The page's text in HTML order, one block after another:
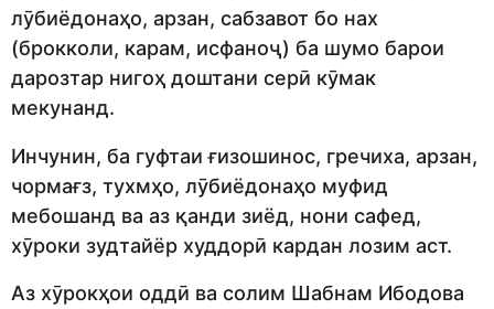
лӯбиёдонаҳо, арзан, сабзавот бо нах
(брокколи, карам, исфаноҷ) ба шумо барои
дарозтар нигоҳ доштани серӣ кӯмак
мекунанд.
Инчунин, ба гуфтаи ғизошинос, гречиха, арзан,
чормағз, тухмҳо, лӯбиёдонаҳо муфид
мебошанд ва аз қанди зиёд, нони сафед,
хӯроки зудтайёр худдорӣ кардан лозим аст.
Аз хӯрокҳои оддӣ ва солим Шабнам Ибодова